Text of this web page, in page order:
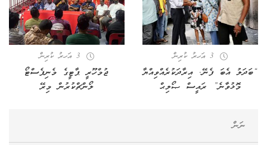
3 އަހރު ކުރިން
“ބަދަލު އެބަ ފެނޭ. އިރާދަކުރެއްވިއްޔާ
މޮޅުވާނެ” ރައީސް ޞޯލިޙް
3 އަހރު ކުރިން
ޖުމްހޫރީ ޕާޓީގެ މެނިފެސްޓޯ
ލޯންޗްކުރުން މިރޭ